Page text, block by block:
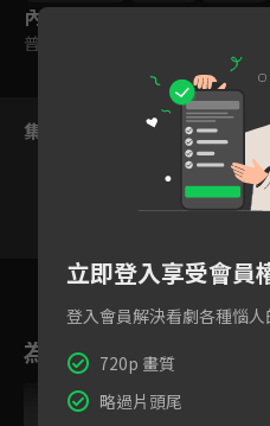
內容標籤
普遍級
集數列表
30 31
為您推薦
立即登入享受會員
登入會員解決看劇各種惱
720p 畫質
略過片頭尾